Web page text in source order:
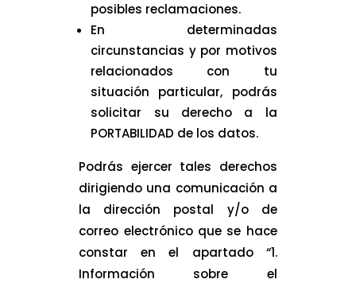
posibles reclamaciones.
En determinadas
circunstancias y por motivos
relacionados con tu
situación particular, podrás
solicitar su derecho a la
PORTABILIDAD de los datos.
Podrás ejercer tales derechos
dirigiendo una comunicación a
la dirección postal y/o de
correo electrónico que se hace
constar en el apartado “1.
Información sobre el